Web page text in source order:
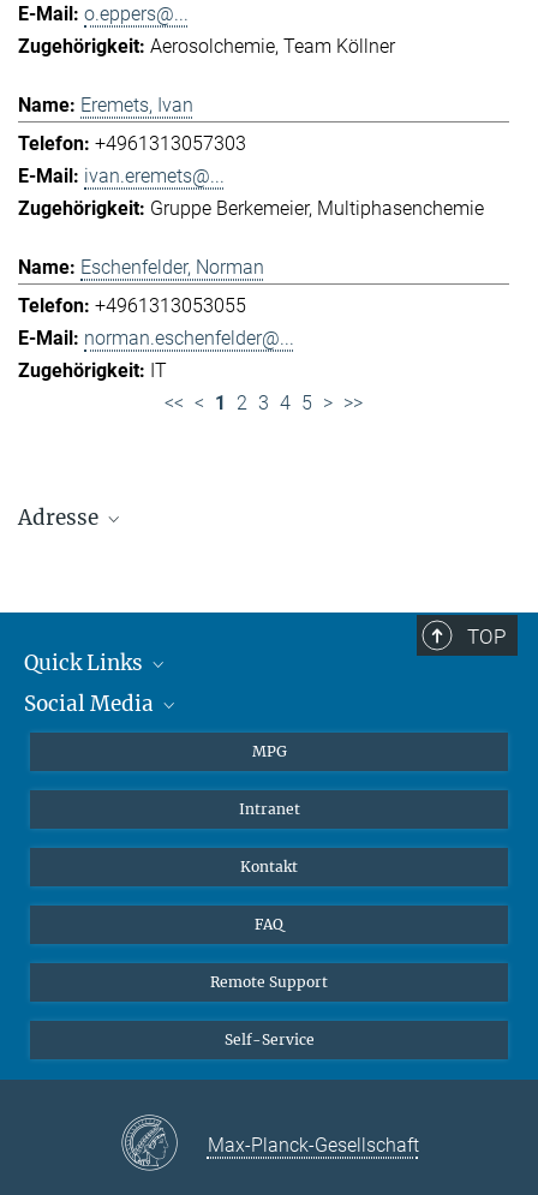
o.eppers@...
Aerosolchemie Team Köllner
Eremets, Ivan
+4961313057303
ivan.eremets@...
Gruppe Berkemeier Multiphasenchemie
Eschenfelder, Norman
+4961313053055
norman.eschenfelder@...
IT
<< < 1 2 3 4 5 > >>
Adresse
+49 6131 305-1309
Hahn-Meitner-Weg 1, 55128 Mainz
TOP
Quick Links
Journalisten
Alumni
Social Media
Facebook
Instagram
YouTube
MPG
Intranet
Kontakt
FAQ
Remote Support
Self-Service
Max-Planck-Gesellschaft